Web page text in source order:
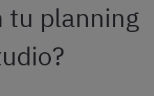
tu planning